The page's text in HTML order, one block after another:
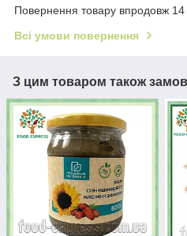
Повернення товару впродовж 14
Всі умови повернення
З цим товаром також